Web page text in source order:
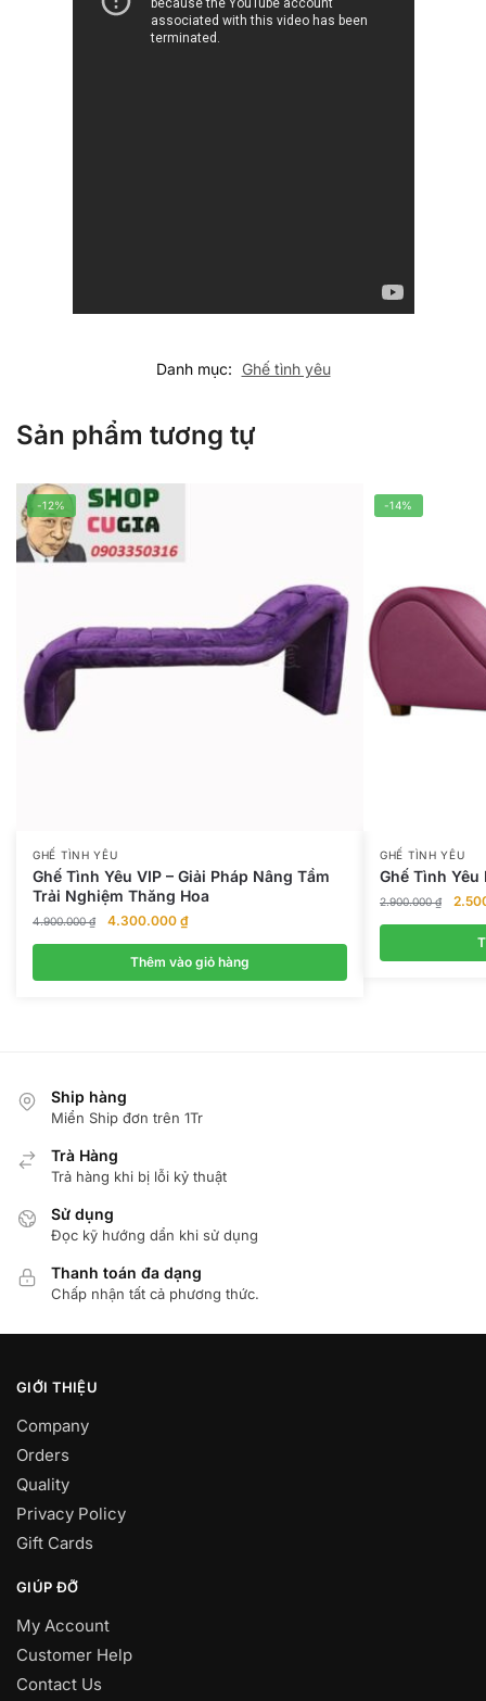
Danh mục: Ghế tình yêu
Sản phẩm tương tự
-12%
GHẾ TÌNH YÊU
Ghế Tình Yêu VIP – Giải Pháp Nâng Tầm
Trải Nghiệm Thăng Hoa
4.900.000₫
Giá
gốc
4.900.000 ₫.
4.300.000 ₫Giá
hiện
tại
là:
Thêm vào giỏ hàng
-14%
GHẾ TÌNH YÊU
Ghế Tình
2.900.000₫
Giá
gốc
Ship hàng
Miển Ship đơn trên 1Tr
Trà Hàng
Trả hàng khi bị lỗi kỷ thuật
Sử dụng
Đọc kỹ hướng dẩn khi sử dụng
Thanh toán đa dạng
Chấp nhận tất cả phương thức.
GIỚI THIỆU
Company
Orders
Quality
Privacy Policy
Gift Cards
GIÚP ĐỠ
My Account
Customer Help
Contact Us